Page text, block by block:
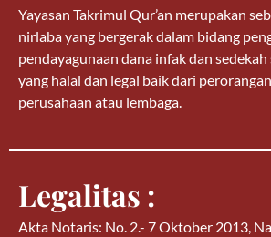
Yayasan Takrimul Qur’an merupakan
nirlaba yang bergerak dalam bidang
pendayagunaan dana infak dan
yang halal dan legal baik dari
perusahaan atau lembaga.
Legalitas :
Akta Notaris: No. 2.- 7 Oktober 2013,